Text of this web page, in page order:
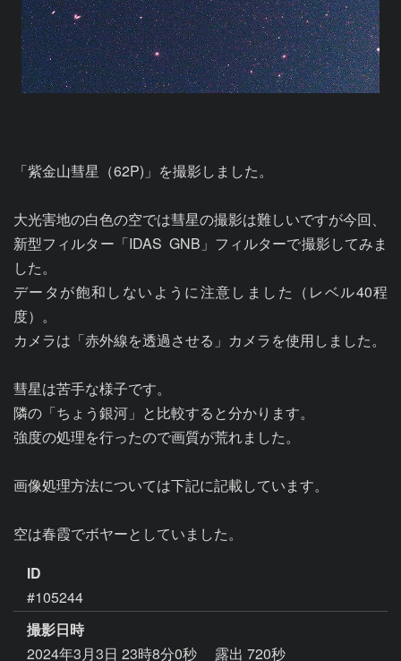
「紫金山彗星（62P)」を撮影しました。
大光害地の白色の空では彗星の撮影は難しいですが今回、
新型フィルター「IDAS  GNB」フィルターで撮影してみま
した。
データが飽和しないように注意しました（レベル40程
度）。
カメラは「赤外線を透過させる」カメラを使用しました。
彗星は苦手な様子です。
隣の「ちょう銀河」と比較すると分かります。
強度の処理を行ったので画質が荒れました。
画像処理方法については下記に記載しています。
空は春霞でボヤーとしていました。
ID
#105244
撮影日時
2024年3月3日 23時8分0秒
露出 720秒